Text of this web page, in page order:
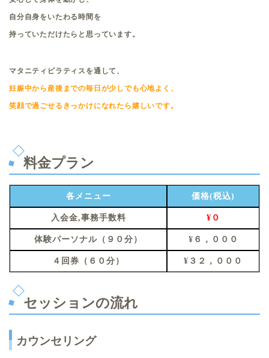
自分自身をいたわる時間を
持っていただけたらと思っています。
マタニティピラティスを通して、
妊娠中から産後までの毎日が少しでも心地よく、
笑顔で過ごせるきっかけになれたら嬉しいです。
料金プラン
各メニュー 価格(税込)
入会金,事務手数料 ¥０
体験パーソナル（９０分） ¥６，０００
４回券（６０分） ¥３２，０００
セッションの流れ
カウンセリング